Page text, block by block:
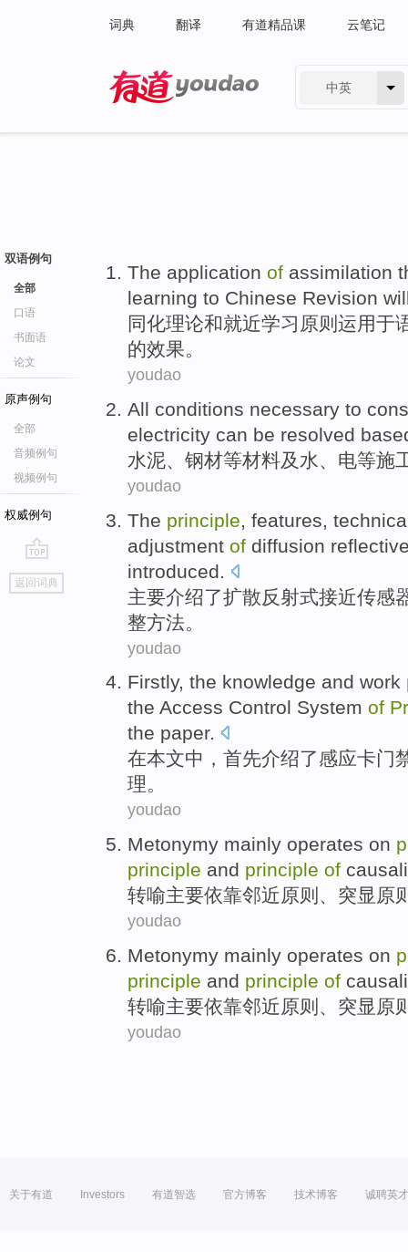
词典 翻译 有道精品课 云笔记
中英
双语例句
全部
口语
书面语
论文
原声例句
全部
音频例句
视频例句
权威例句
go
top
返回词典
The application of assimilation
learning to Chinese Revision
同化理论和就近学习 原则 运用于
的效果。
youdao
All conditions necessary to
electricity can be resolved
水泥、 钢材等材料及 水、 电等施
youdao
The principle features
adjustment of diffusion
introduced
主要介绍了扩散反射式接近传感
整方法。
youdao
Firstly, the knowledge and work
the Access Control System of
the paper.
在本文中， 首先介绍了感应卡门
理。
youdao
Metonymy mainly operates on
principle and principle of
转喻主要依靠邻近 原则 、 突显 原
youdao
Metonymy mainly operates on
principle and principle of
转喻主要依靠邻近 原则 、 突显 原
youdao
关于有道 Investors 有道智选 官方博客 技术博客 诚聘英才